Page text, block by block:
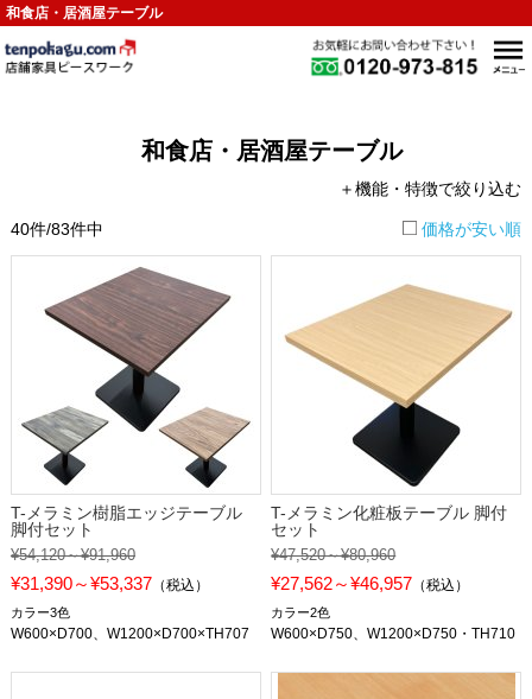
和食店・居酒屋テーブル
和食店・居酒屋テーブル
＋機能・特徴で絞り込む
40件/83件中 価格が安い順
T-メラミン樹脂エッジテーブル
脚付セット
¥54,120～¥91,960
¥31,390～¥53,337 （税込）
カラー3色
W600×D700、W1200×D700×TH707
T-メラミン化粧板テーブル 脚付
セット
¥47,520～¥80,960
¥27,562～¥46,957 （税込）
カラー2色
W600×D750、W1200×D750・TH710